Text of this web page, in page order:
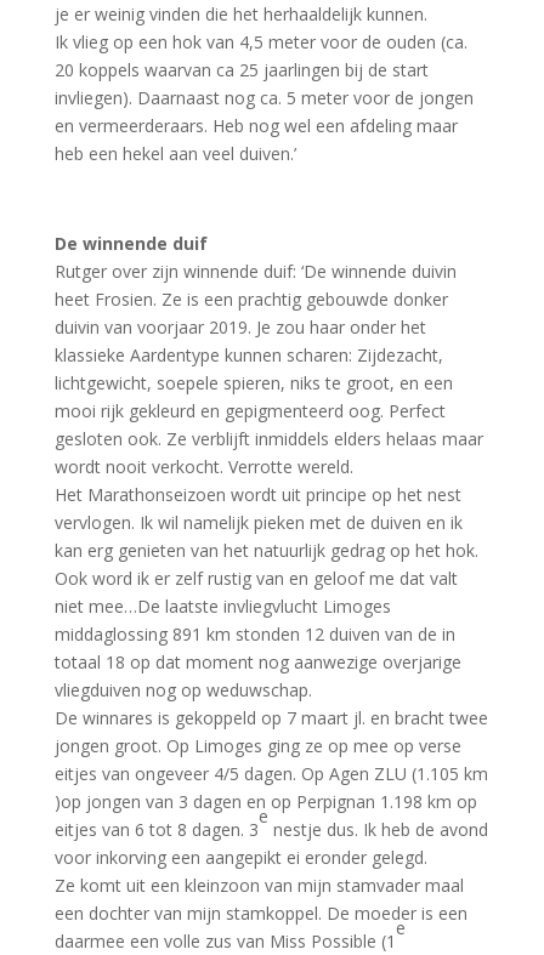
je er weinig vinden die het herhaaldelijk kunnen.
Ik vlieg op een hok van 4,5 meter voor de ouden (ca.
20 koppels waarvan ca 25 jaarlingen bij de start
invliegen). Daarnaast nog ca. 5 meter voor de jongen
en vermeerderaars. Heb nog wel een afdeling maar
heb een hekel aan veel duiven.’
De winnende duif
Rutger over zijn winnende duif: ‘De winnende duivin
heet Frosien. Ze is een prachtig gebouwde donker
duivin van voorjaar 2019. Je zou haar onder het
klassieke Aardentype kunnen scharen: Zijdezacht,
lichtgewicht, soepele spieren, niks te groot, en een
mooi rijk gekleurd en gepigmenteerd oog. Perfect
gesloten ook. Ze verblijft inmiddels elders helaas maar
wordt nooit verkocht. Verrotte wereld.
Het Marathonseizoen wordt uit principe op het nest
vervlogen. Ik wil namelijk pieken met de duiven en ik
kan erg genieten van het natuurlijk gedrag op het hok.
Ook word ik er zelf rustig van en geloof me dat valt
niet mee…De laatste invliegvlucht Limoges
middaglossing 891 km stonden 12 duiven van de in
totaal 18 op dat moment nog aanwezige overjarige
vliegduiven nog op weduwschap.
De winnares is gekoppeld op 7 maart jl. en bracht twee
jongen groot. Op Limoges ging ze op mee op verse
eitjes van ongeveer 4/5 dagen. Op Agen ZLU (1.105 km
)op jongen van 3 dagen en op Perpignan 1.198 km op
eitjes van 6 tot 8 dagen. 3
e
nestje dus. Ik heb de avond
voor inkorving een aangepikt ei eronder gelegd.
Ze komt uit een kleinzoon van mijn stamvader maal
een dochter van mijn stamkoppel. De moeder is een
daarmee een volle zus van Miss Possible (1
e